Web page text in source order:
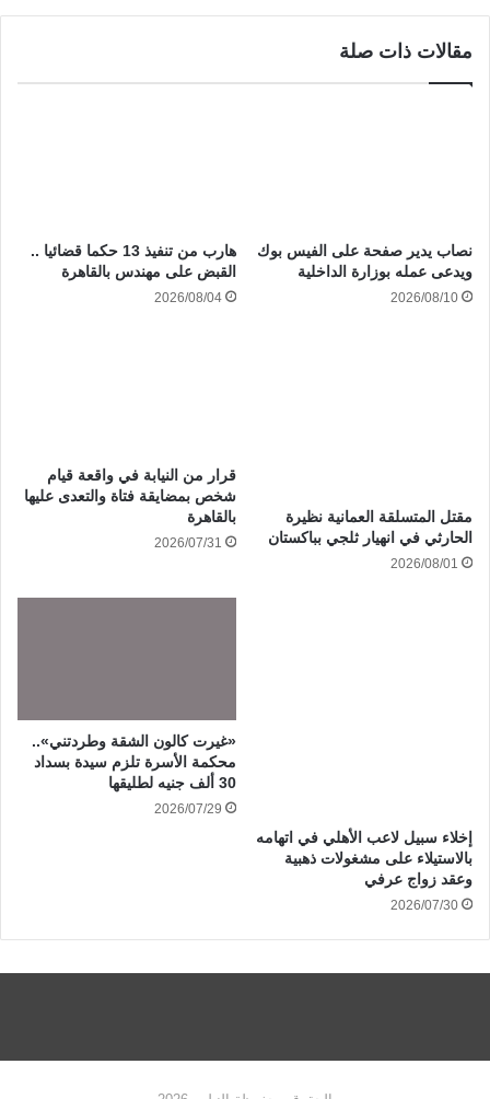
مقالات ذات صلة
نصاب يدير صفحة على الفيس بوك
ويدعى عمله بوزارة الداخلية
2026/08/10
هارب من تنفيذ 13 حكما قضائيا ..
القبض على مهندس بالقاهرة
2026/08/04
مقتل المتسلقة العمانية نظيرة
الحارثي في انهيار ثلجي بباكستان
2026/08/01
قرار من النيابة في واقعة قيام
شخص بمضايقة فتاة والتعدى عليها
بالقاهرة
2026/07/31
إخلاء سبيل لاعب الأهلي في اتهامه
بالاستيلاء على مشغولات ذهبية
وعقد زواج عرفي
2026/07/30
«غيرت كالون الشقة وطردتني»..
محكمة الأسرة تلزم سيدة بسداد
30 ألف جنيه لطليقها
2026/07/29